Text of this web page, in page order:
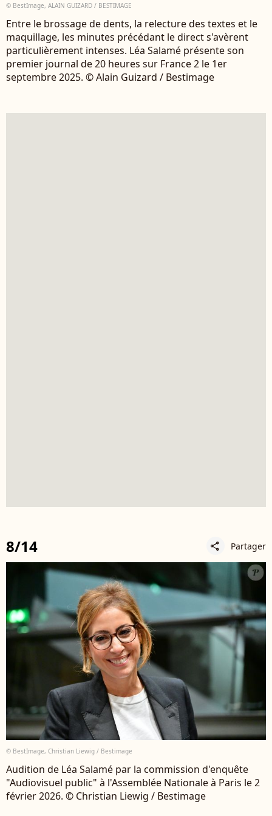
© BestImage, ALAIN GUIZARD / BESTIMAGE
Entre le brossage de dents, la relecture des textes et le
maquillage, les minutes précédant le direct s'avèrent
particulièrement intenses. Léa Salamé présente son
premier journal de 20 heures sur France 2 le 1er
septembre 2025. © Alain Guizard / Bestimage
8/14 share Partager
© BestImage, Christian Liewig / Bestimage
Audition de Léa Salamé par la commission d'enquête
"Audiovisuel public" à l'Assemblée Nationale à Paris le 2
février 2026. © Christian Liewig / Bestimage